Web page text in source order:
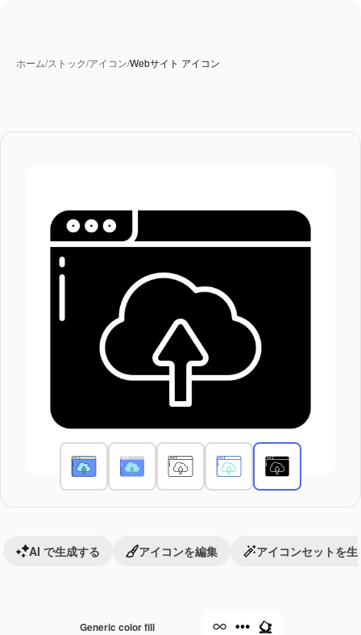
ホーム/ストック/アイコン/Webサイト アイコン
Generic color fill
AI で生成する アイコンを編集 アイコンセットを生